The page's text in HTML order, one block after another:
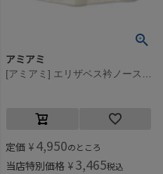
アミアミ
定価 ¥ 4,950のところ
当店特別価格 ¥ 3,465税込